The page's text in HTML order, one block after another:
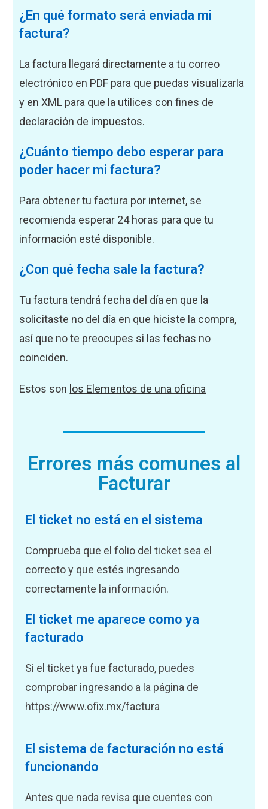
¿En qué formato será enviada mi
factura?
La factura llegará directamente a tu correo
electrónico en PDF para que puedas visualizarla
y en XML para que la utilices con fines de
declaración de impuestos.
¿Cuánto tiempo debo esperar para
poder hacer mi factura?
Para obtener tu factura por internet, se
recomienda esperar 24 horas para que tu
información esté disponible.
¿Con qué fecha sale la factura?
Tu factura tendrá fecha del día en que la
solicitaste no del día en que hiciste la compra,
así que no te preocupes si las fechas no
coinciden.
Estos son los Elementos de una oficina
Errores más comunes al
Facturar
El ticket no está en el sistema
Comprueba que el folio del ticket sea el
correcto y que estés ingresando
correctamente la información.
El ticket me aparece como ya
facturado
Si el ticket ya fue facturado, puedes
comprobar ingresando a la página de
https://www.ofix.mx/factura
El sistema de facturación no está
funcionando
Antes que nada revisa que cuentes con